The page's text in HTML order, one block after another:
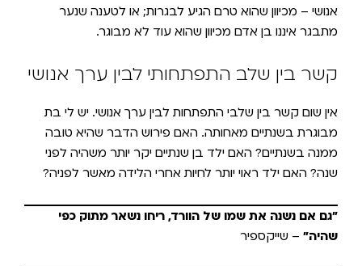
אנושי – מכיוון שהוא טרם הגיע לבגרות; או לטענה שנער
מתבגר איננו בן אדם מכיוון שהוא עוד לא מבוגר.
קשר בין שלב התפתחותי לבין ערך אנושי
אין שום קשר בין שלבי התפתחות לבין ערך אנושי. יש לי בת
מבוגרת בשנתיים מאחותה. האם פירוש הדבר שהיא טובה
ממנה בשנתיים? האם ילד בן שנתיים יקר יותר משהיה לפני
שנה? האם ילד ראוי יותר לחיות אחרי הלידה מאשר לפניה?
"גם אם נשנה את שמו של הוורד, ריחו נשאר מתוק כפי
שהיה" – שייקספיר